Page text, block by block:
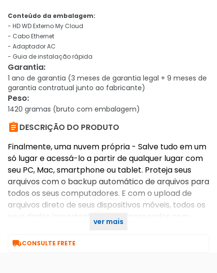
Conteúdo da embalagem:
- HD WD Externo My Cloud
- Cabo Ethernet
- Adaptador AC
- Guia de instalação rápida
Garantia:
1 ano de garantia (3 meses de garantia legal + 9 meses de
garantia contratual junto ao fabricante)
Peso:
1420 gramas (bruto com embalagem)
DESCRIÇÃO DO PRODUTO
Finalmente, uma nuvem própria - Salve tudo em um
só lugar e acessá-lo a partir de qualquer lugar com
seu PC, Mac, smartphone ou tablet. Proteja seus
arquivos com o backup automático de arquivos para
todos os seus computadores. E com o upload de
arquivos direto de seus dispositivos móveis, todos os
seus dados importantes são armazenados com
ver mais
CONSULTE FRETE